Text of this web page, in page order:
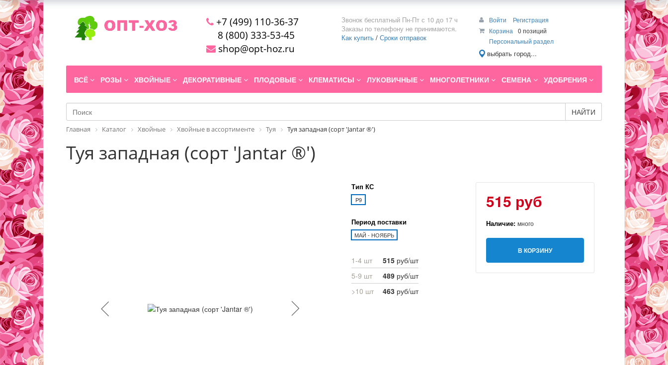
+7 (499) 110-36-37
8 (800) 333-53-45
shop@opt-hoz.ru
Звонок бесплатный Пн-Пт с 10 до 17 ч
Заказы по телефону не принимаются.
Как купить / Сроки отправок
Войти
Регистрация
Корзина
0 позиций
Персональный раздел
выбрать город...
ВСЁ РОЗЫ ХВОЙНЫЕ ДЕКОРАТИВНЫЕ ПЛОДОВЫЕ КЛЕМАТИСЫ ЛУКОВИЧНЫЕ МНОГОЛЕТНИКИ СЕМЕНА УДОБРЕНИЯ
НАЙТИ
Главная Каталог Хвойные Хвойные в ассортименте Туя Туя западная (сорт 'Jantar ®')
Туя западная (сорт 'Jantar ®')
Тип КС
P9
Период поставки
МАЙ - НОЯБРЬ
1-4 шт 515 руб/шт
5-9 шт
489 руб/шт
>10 шт
463 руб/шт
515 руб
Наличие: много
В КОРЗИНУ